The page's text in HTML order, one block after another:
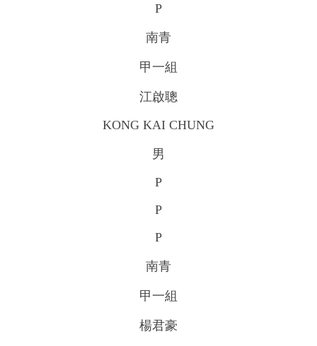
P
南青
甲一組
江啟聰
KONG KAI CHUNG
男
P
P
P
南青
甲一組
楊君豪